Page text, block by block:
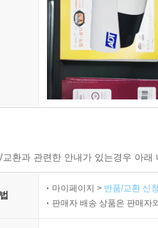
환과 관련한 안내가 있는경우 아
마이페이지 > 반품/교환 신
판매자 배송 상품은 판매자